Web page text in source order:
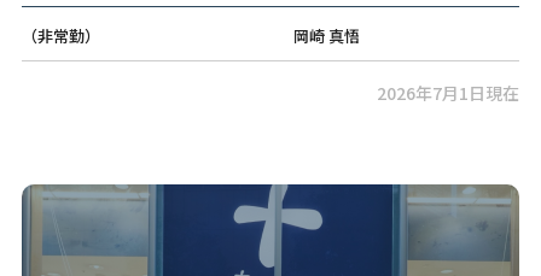
（非常勤） 岡崎 真悟
2026年7月1日現在